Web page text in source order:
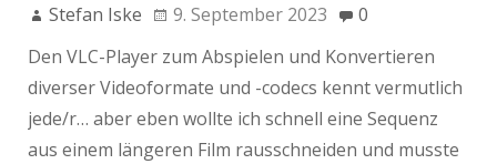
Stefan Iske 9. September 2023
0
Den VLC-Player zum Abspielen und Konvertieren
diverser Videoformate und -codecs kennt vermutlich
jede/r… aber eben wollte ich schnell eine Sequenz
aus einem längeren Film rausschneiden und musste